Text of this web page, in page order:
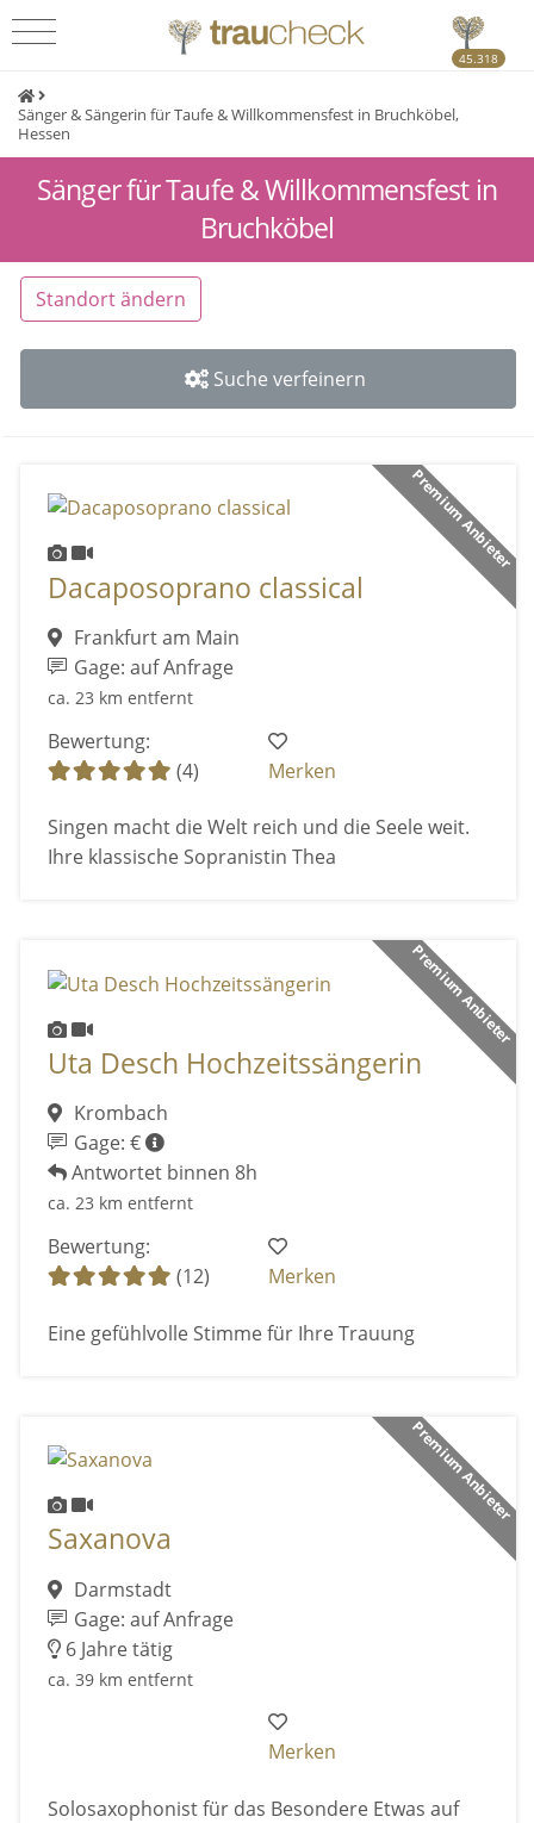
45.318
Sänger & Sängerin für Taufe & Willkommensfest in Bruchköbel,
Hessen
Sänger für Taufe & Willkommensfest in
Bruchköbel
Standort ändern
Suche verfeinern
Premium Anbieter
Dacaposoprano classical
Frankfurt am Main
Gage: auf Anfrage
ca. 23 km entfernt
Bewertung:
(4)
Merken
Singen macht die Welt reich und die Seele weit.
Ihre klassische Sopranistin Thea
Premium Anbieter
Uta Desch Hochzeitssängerin
Krombach
Gage: €
Antwortet binnen 8h
ca. 23 km entfernt
Bewertung:
(12)
Merken
Eine gefühlvolle Stimme für Ihre Trauung
Premium Anbieter
Saxanova
Darmstadt
Gage: auf Anfrage
6 Jahre tätig
ca. 39 km entfernt
Merken
Solosaxophonist für das Besondere Etwas auf